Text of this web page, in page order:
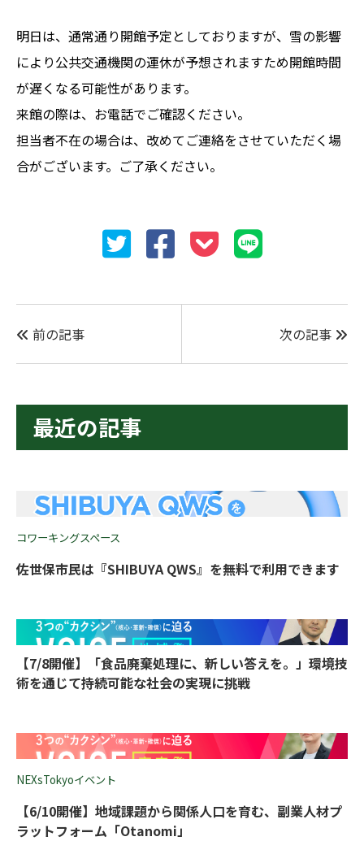
明日は、通常通り開館予定としておりますが、雪の影響
により公共交通機関の運休が予想されますため開館時間
が遅くなる可能性があります。
来館の際は、お電話でご確認ください。
担当者不在の場合は、改めてご連絡をさせていただく場
合がございます。ご了承ください。
前の記事 次の記事
最近の記事
コワーキングスペース
佐世保市民は『SHIBUYA QWS』を無料で利用できます
【7/8開催】「食品廃棄処理に、新しい答えを。」環境技
術を通じて持続可能な社会の実現に挑戦
NEXsTokyoイベント
【6/10開催】地域課題から関係人口を育む、副業人材プ
ラットフォーム「Otanomi」